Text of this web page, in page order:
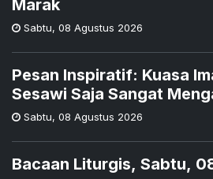
Marak
Sabtu, 08 Agustus 2026
Pesan Inspiratif: Kuasa
Sesawi Saja Sangat
Sabtu, 08 Agustus 2026
Bacaan Liturgis, Sabtu,